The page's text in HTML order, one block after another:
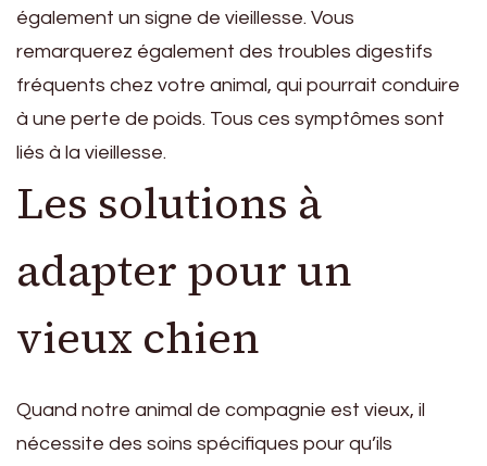
également un signe de vieillesse. Vous
remarquerez également des troubles digestifs
fréquents chez votre animal, qui pourrait conduire
à une perte de poids. Tous ces symptômes sont
liés à la vieillesse.
Les solutions à
adapter pour un
vieux chien
Quand notre animal de compagnie est vieux, il
nécessite des soins spécifiques pour qu’ils